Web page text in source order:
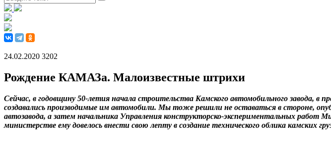
24.02.2020 3202
Рождение КАМАЗа. Малоизвестные штрихи
Сейчас, в годовщину 50-летия начала строительства Камского автомобильного завода, в
создавались производимые им автомобили. Мы тоже решили не оставаться в стороне,
автозавода, а затем начальника Управления конструкторско-экспериментальных
министерстве ему довелось внести свою лепту в создание технического облика камских